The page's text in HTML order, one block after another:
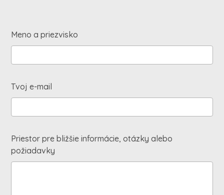
Meno a priezvisko
Tvoj e-mail
Priestor pre bližšie informácie, otázky alebo
požiadavky